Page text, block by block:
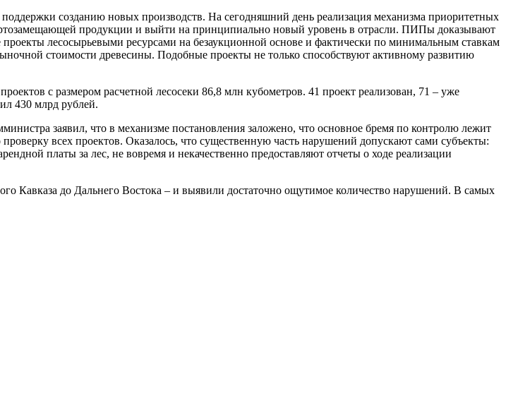
созданию новых производств. На сегодняшний день реализация механизма приоритетных
продукции и выйти на принципиально новый уровень в отрасли. ПИПы доказывают
лесосырьевыми ресурсами на безаукционной основе и фактически по минимальным ставкам
стоимости древесины. Подобные проекты не только способствуют активному развитию
с размером расчетной лесосеки 86,8 млн кубометров. 41 проект реализован, 71 – уже
430 млрд рублей.
заявил, что в механизме постановления заложено, что основное бремя по контролю лежит
всех проектов. Оказалось, что существенную часть нарушений допускают сами субъекты:
платы за лес, не вовремя и некачественно предоставляют отчеты о ходе реализации
Кавказа до Дальнего Востока – и выявили достаточно ощутимое количество нарушений. В самых